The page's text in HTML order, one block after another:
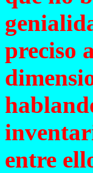
preciso
entre